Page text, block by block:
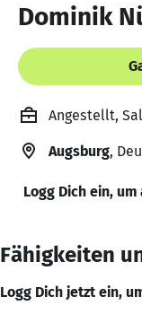
Dominik
Angestellt,
Augsburg,
Logg Dich ein,
Fähigkeiten
Logg Dich jetzt ein,